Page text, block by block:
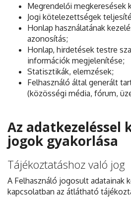
Megrendelői megkeresések
Jogi kötelezettségek
Honlap használatának
azonosítás;
Honlap, hirdetések testre
információk megjelenítése;
Statisztikák, elemzések;
Felhasználó által generált
(közösségi média, fórum,
Az adatkezeléssel
jogok gyakorlása
Tájékoztatáshoz való jog
A Felhasználó jogosult adatainak
kapcsolatban az átlátható